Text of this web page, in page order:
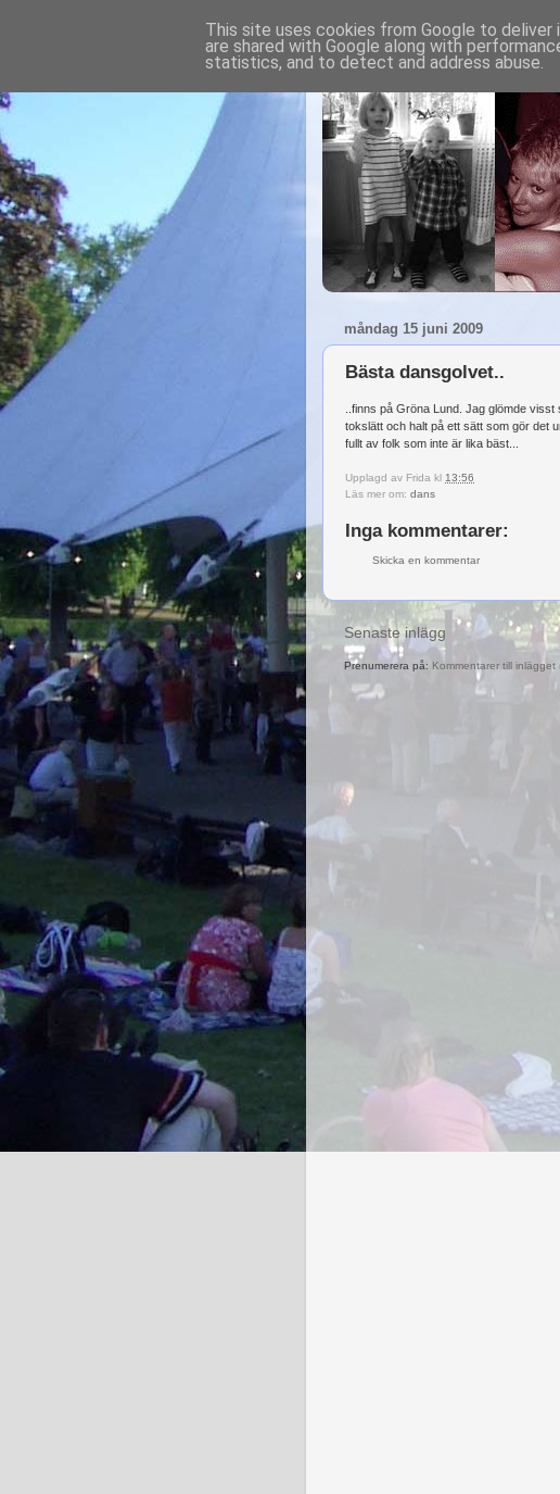
måndag 15 juni 2009
Bästa dansgolvet..
..finns på Gröna Lund. Jag glömde
tokslätt och halt på ett sätt som gör det
fullt av folk som inte är lika bäst...
Upplagd av Frida kl 13:56
Läs mer om: dans
Inga kommentarer:
Skicka en kommentar
Senaste inlägg
Prenumerera på: Kommentarer till inlägget
This site uses cookies from Google to
are shared with Google along with
statistics, and to detect and address abuse.